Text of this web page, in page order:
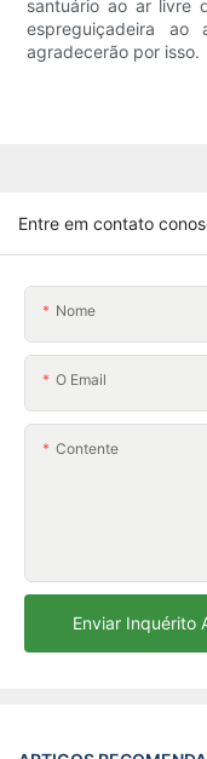
santuário ao ar livre
espreguiçadeira
agradecerão por isso.
Entre em contato
Nome
O Email
Contente
Enviar Inquérito